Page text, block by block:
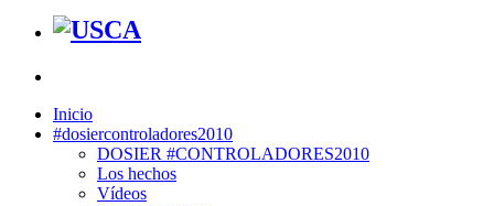
Inicio
#dosiercontroladores2010
DOSIER #CONTROLADORES2010
Los hechos
Vídeos